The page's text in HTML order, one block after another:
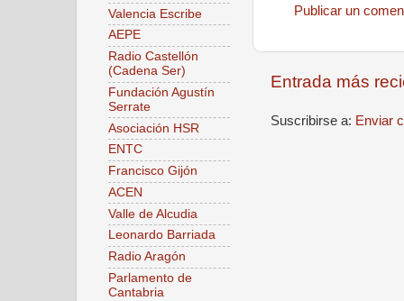
Publicar un
Entrada más
Suscribirse a: Enviar
Valencia Escribe
AEPE
Radio Castellón
(Cadena Ser)
Fundación Agustín
Serrate
Asociación HSR
ENTC
Francisco Gijón
ACEN
Valle de Alcudia
Leonardo Barriada
Radio Aragón
Parlamento de
Cantabria